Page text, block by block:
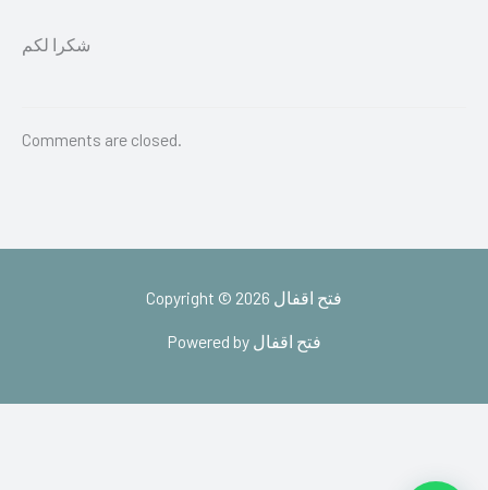
شكرا لكم
Comments are closed.
Copyright © 2026 فتح اقفال
Powered by فتح اقفال